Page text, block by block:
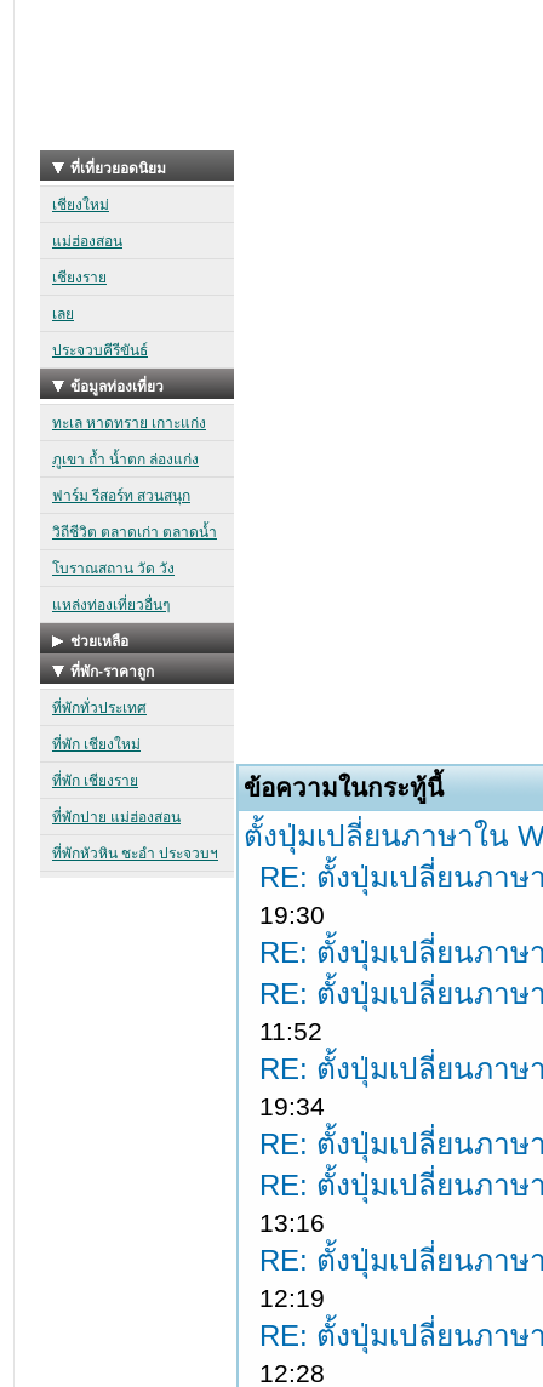
ข้อความในกระทู้นี้
ตั้งปุ่มเปลี่ยนภาษาใน
RE: ตั้งปุ่มเปลี่ยนภาษ
19:30
RE: ตั้งปุ่มเปลี่ยนภาษ
RE: ตั้งปุ่มเปลี่ยนภาษ
11:52
RE: ตั้งปุ่มเปลี่ยนภาษ
19:34
RE: ตั้งปุ่มเปลี่ยนภาษ
RE: ตั้งปุ่มเปลี่ยนภาษ
13:16
RE: ตั้งปุ่มเปลี่ยนภาษ
12:19
RE: ตั้งปุ่มเปลี่ยนภาษ
12:28